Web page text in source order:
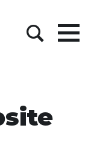
Menu